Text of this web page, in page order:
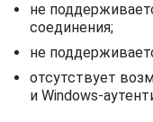
не
соединения;
не
отсутствует
и Windows-